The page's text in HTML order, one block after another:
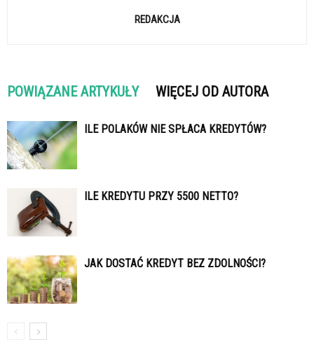
REDAKCJA
POWIĄZANE ARTYKUŁY WIĘCEJ OD AUTORA
ILE POLAKÓW NIE SPŁACA KREDYTÓW?
ILE KREDYTU PRZY 5500 NETTO?
JAK DOSTAĆ KREDYT BEZ ZDOLNOŚCI?